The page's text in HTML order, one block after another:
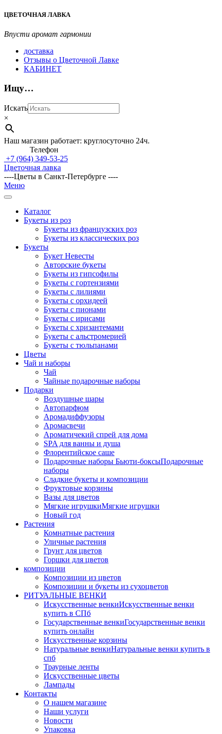
Перейти
содержимому
ЦВЕТОЧНАЯ ЛАВКА
Впусти аромат гармонии
доставка
Отзывы о Цветочной Лавке
КАБИНЕТ
Ищу…
Искать
×
Наш магазин работает: круглосуточно 24ч.
Телефон
+7 (964) 349-53-25
Цветочная лавка
----Цветы в Санкт-Петербурге ----
Главное
навигационное
Меню
Каталог
Букеты из роз
Букеты из французских роз
Букеты из классических роз
Букеты
Букет Невесты
Авторские букеты
Букеты из гипсофилы
Букеты с гортензиями
Букеты с лилиями
Букеты с орхидеей
Букеты с пионами
Букеты с ирисами
Букеты с хризантемами
Букеты с альстромерией
Букеты с тюльпанами
Цветы
Чай и наборы
Чай
Чайные подарочные наборы
Подарки
Воздушные шары
Автопарфюм
Аромадиффузоры
Аромасвечи
Ароматичекий спрей для дома
SPA для ванны и душа
Флорентийское саше
Подарочные наборы Бьюти-боксыПодарочные
наборы
Сладкие букеты и композиции
Фруктовые корзины
Вазы для цветов
Мягкие игрушкиМягкие игрушки
Новый год
Растения
Комнатные растения
Уличные растения
Грунт для цветов
Горшки для цветов
композиции
Композиции из цветов
Композиции и букеты из сухоцветов
РИТУАЛЬНЫЕ ВЕНКИ
Искусственные венкиИскусственные венки
купить в СПб
Государственные венкиГосударственные венки
купить онлайн
Искусственные корзины
Натуральные венкиНатуральные венки купить в
спб
Траурные ленты
Искусственные цветы
Лампады
Контакты
О нашем магазине
Наши услуги
Новости
Упаковка